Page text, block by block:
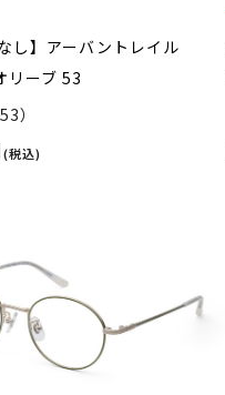
し】アーバントレイル
リーブ 53
）
(税込)